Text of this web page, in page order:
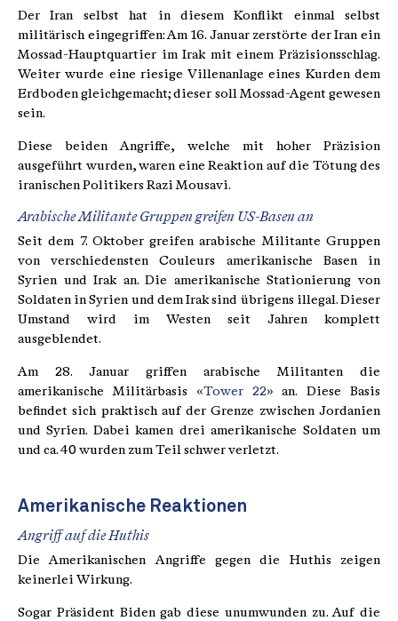
Der Iran selbst hat in diesem Konflikt einmal selbst
militärisch eingegriffen: Am 16. Januar zerstörte der Iran ein
Mossad-Hauptquartier im Irak mit einem Präzisionsschlag.
Weiter wurde eine riesige Villenanlage eines Kurden dem
Erdboden gleichgemacht; dieser soll Mossad-Agent gewesen
sein.
Diese beiden Angriffe, welche mit hoher Präzision
ausgeführt wurden, waren eine Reaktion auf die Tötung des
iranischen Politikers Razi Mousavi.
Arabische Militante Gruppen greifen US-Basen an
Seit dem 7. Oktober greifen arabische Militante Gruppen
von verschiedensten Couleurs amerikanische Basen in
Syrien und Irak an. Die amerikanische Stationierung von
Soldaten in Syrien und dem Irak sind übrigens illegal. Dieser
Umstand wird im Westen seit Jahren komplett
ausgeblendet.
Am 28. Januar griffen arabische Militanten die
amerikanische Militärbasis «Tower 22» an. Diese Basis
befindet sich praktisch auf der Grenze zwischen Jordanien
und Syrien. Dabei kamen drei amerikanische Soldaten um
und ca. 40 wurden zum Teil schwer verletzt.
Amerikanische Reaktionen
Angriff auf die Huthis
Die Amerikanischen Angriffe gegen die Huthis zeigen
keinerlei Wirkung.
Sogar Präsident Biden gab diese unumwunden zu. Auf die